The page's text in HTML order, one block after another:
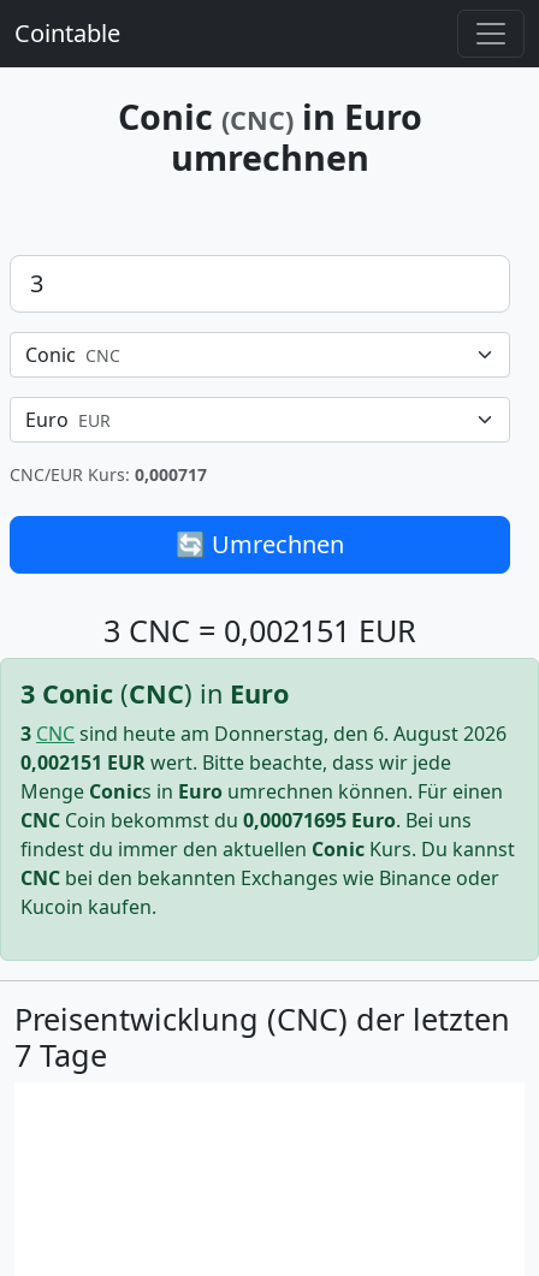
Cointable
Conic (CNC)in Euro
umrechnen
Betrag
Conic CNC
Euro EUR
CNC/EUR Kurs: 0,000717
🔄 Umrechnen
3 CNC = 0,002151 EUR
3 Conic (CNC) in Euro
3 CNCsind heute am Donnerstag, den 6. August 2026
0,002151 EURwert. Bitte beachte, dass wir jede
Menge Conics in Euro umrechnen können. Für einen
CNC Coin bekommst du 0,00071695 Euro. Bei uns
findest du immer den aktuellen Conic Kurs. Du kannst
CNC bei den bekannten Exchanges wie Binance oder
Kucoin kaufen.
Preisentwicklung (CNC) der letzten
7 Tage